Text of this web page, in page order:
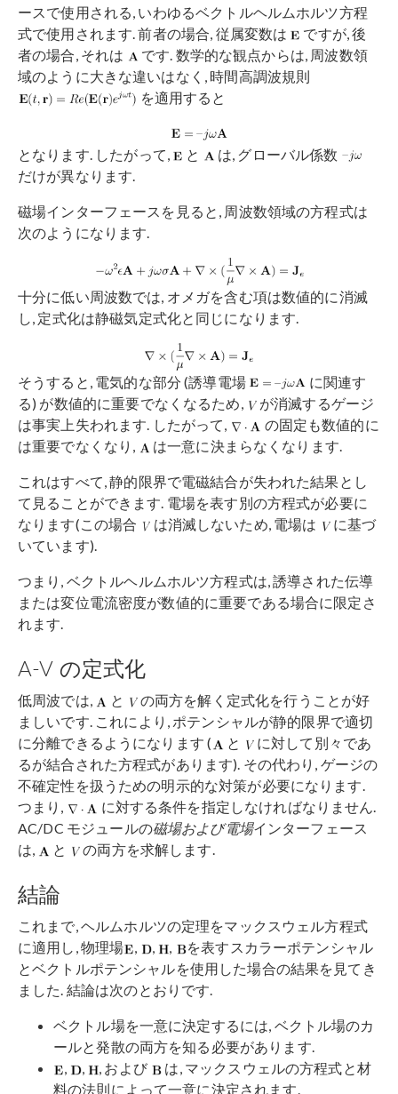
ースで使用される, いわゆるベクトルヘルムホルツ方程
式で使用されます. 前者の場合, 従属変数は
ですが, 後
者の場合, それは
です. 数学的な観点からは, 周波数領
域のように大きな違いはなく, 時間高調波規則
を適用すると
となります. したがって, と
は, グローバル係数
だけが異なります.
磁場インターフェースを見ると, 周波数領域の方程式は
次のようになります.
十分に低い周波数では, オメガを含む項は数値的に消滅
し, 定式化は静磁気定式化と同じになります.
そうすると, 電気的な部分 (誘導電場
に関連す
る) が数値的に重要でなくなるため,
が消滅するゲージ
は事実上失われます. したがって,
の固定も数値的に
は重要でなくなり,
は一意に決まらなくなります.
これはすべて, 静的限界で電磁結合が失われた結果とし
て見ることができます. 電場を表す別の方程式が必要に
なります(この場合
は消滅しないため, 電場は
に基づ
いています).
つまり, ベクトルヘルムホルツ方程式は, 誘導された伝導
または変位電流密度が数値的に重要である場合に限定さ
れます.
A-V の定式化
低周波では, と
の両方を解く定式化を行うことが好
ましいです. これにより, ポテンシャルが静的限界で適切
に分離できるようになります (
と
に対して別々であ
るが結合された方程式があります). その代わり, ゲージの
不確定性を扱うための明示的な対策が必要になります.
つまり,
に対する条件を指定しなければなりません.
AC/DC モジュールの磁場および電場インターフェース
は,
と の両方を求解します.
結論
これまで, ヘルムホルツの定理をマックスウェル方程式
に適用し, 物理場
, , ,
を表すスカラーポテンシャル
とベクトルポテンシャルを使用した場合の結果を見てき
ました. 結論は次のとおりです.
ベクトル場を一意に決定するには, ベクトル場のカ
ールと発散の両方を知る必要があります.
,
, , および
は, マックスウェルの方程式と材
料の法則によって一意に決定されます.